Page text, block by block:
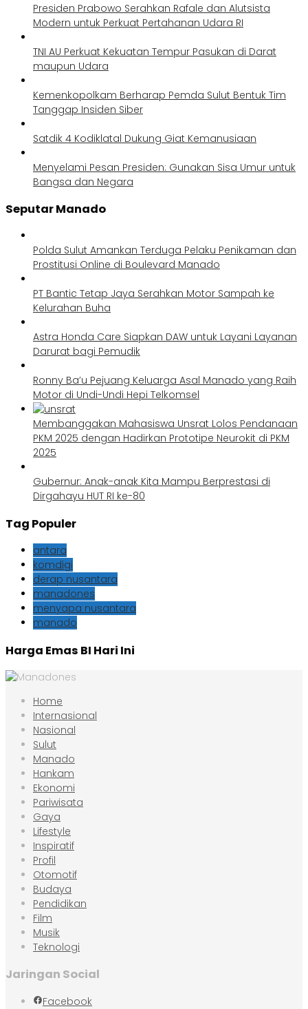
Presiden Prabowo Serahkan Rafale dan Alutsista
Modern untuk Perkuat Pertahanan Udara RI
TNI AU Perkuat Kekuatan Tempur Pasukan di Darat
maupun Udara
Kemenkopolkam Berharap Pemda Sulut Bentuk Tim
Tanggap Insiden Siber
Satdik 4 Kodiklatal Dukung Giat Kemanusiaan
Menyelami Pesan Presiden: Gunakan Sisa Umur untuk
Bangsa dan Negara
Seputar Manado
Polda Sulut Amankan Terduga Pelaku Penikaman dan
Prostitusi Online di Boulevard Manado
PT Bantic Tetap Jaya Serahkan Motor Sampah ke
Kelurahan Buha
Astra Honda Care Siapkan DAW untuk Layani Layanan
Darurat bagi Pemudik
Ronny Ba’u Pejuang Keluarga Asal Manado yang Raih
Motor di Undi-Undi Hepi Telkomsel
Membanggakan Mahasiswa Unsrat Lolos Pendanaan
PKM 2025 dengan Hadirkan Prototipe Neurokit di PKM
2025
Gubernur: Anak-anak Kita Mampu Berprestasi di
Dirgahayu HUT RI ke-80
Tag Populer
antara
komdigi
derap nusantara
manadones
menyapa nusantara
manado
Harga Emas BI Hari Ini
Home
Internasional
Nasional
Sulut
Manado
Hankam
Ekonomi
Pariwisata
Gaya
Lifestyle
Inspiratif
Profil
Otomotif
Budaya
Pendidikan
Film
Musik
Teknologi
Jaringan Social
Facebook